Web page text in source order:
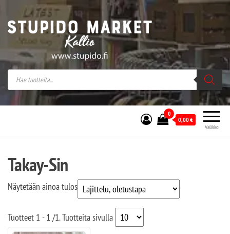
Stupido Market – verkossa ja kivijalassa
Stupido Market on vaihtoehtomusaan
erikoistunut verkko- sekä
kivijalkakauppa Helsingissä Kallion
sydämessä.
Valikko
0
0,00€
Takay-Sin
Näytetään ainoa tulos
Tuotteet 1 - 1 /1. Tuotteita sivulla